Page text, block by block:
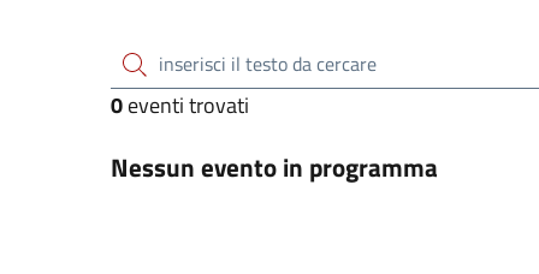
inserisci il testo da cercare
0eventi trovati
Nessun evento in programma